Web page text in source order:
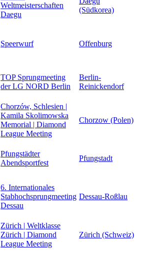
Weltmeisterschaften
Daegu
(Südkorea)
Speerwurf Offenburg
TOP Sprungmeeting
der LG NORD Berlin
Berlin-
Reinickendorf
Chorzów, Schlesien |
Kamila Skolimowska
Memorial | Diamond
League Meeting
Chorzow (Polen)
Pfungstädter
Abendsportfest
Pfungstadt
6. Internationales
Stabhochsprungmeeting
Dessau
Dessau-Roßlau
Zürich | Weltklasse
Zürich | Diamond
League Meeting
Zürich (Schweiz)